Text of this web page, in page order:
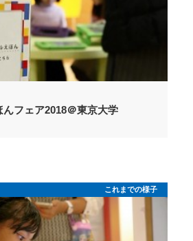
んフェア2018＠東京大学
これまでの様子